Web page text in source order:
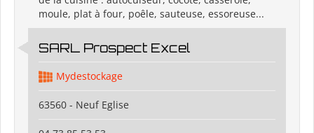
moule, plat à four, poêle, sauteuse, essoreuse...
SARL Prospect Excel
Mydestockage
63560 - Neuf Eglise